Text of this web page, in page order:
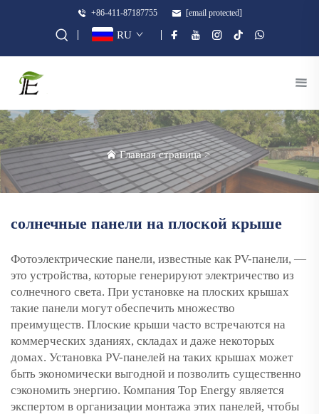
+86-411-87187755 [email protected]
RU
Главная страница>
солнечные панели на плоской крыше
Фотоэлектрические панели, известные как PV-панели, —
это устройства, которые генерируют электричество из
солнечного света. При установке на плоских крышах
такие панели могут обеспечить множество
преимуществ. Плоские крыши часто встречаются на
коммерческих зданиях, складах и даже некоторых
домах. Установка PV-панелей на таких крышах может
быть экономически выгодной и позволить существенно
сэкономить энергию. Компания Top Energy является
экспертом в организации монтажа этих панелей, чтобы